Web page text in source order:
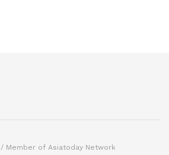
/ Member of Asiatoday Network